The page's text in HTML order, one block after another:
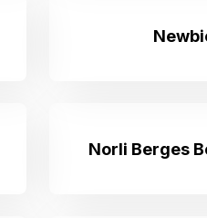
Norli Berges